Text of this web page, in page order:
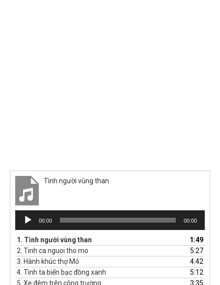
Tình người vùng than
Trình
phát
âm
thanh
00:00 00:00
1. Tình người vùng than
1:49
2. Tinh ca nguoi tho mo
5:27
3. Hành khúc thợ Mỏ
4:42
4. Tình ta biển bạc đồng xanh
5:12
5. Xe đêm trên công trường
3:35